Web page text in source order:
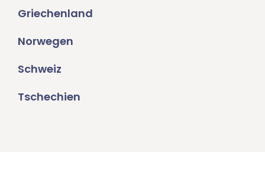
Griechenland
Norwegen
Schweiz
Tschechien